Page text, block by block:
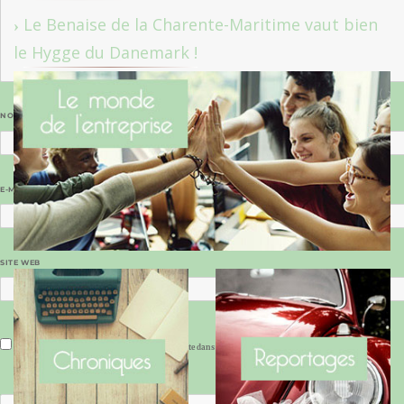
NOM
E-MAIL*
SITE WEB
Enregistrer mon nom, mon e-mail et mon site dans le navigateur pour mon prochain commentaire.
Le Benaise de la Charente-Maritime vaut bien
le Hygge du Danemark !